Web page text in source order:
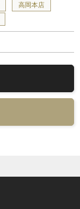
高岡本店